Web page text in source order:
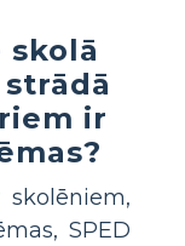
skolā
ir
SPED